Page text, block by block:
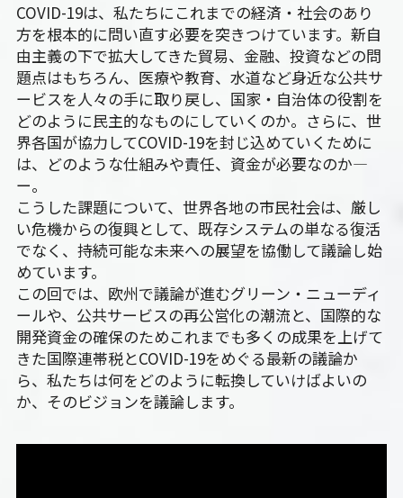
COVID-19は、私たちにこれまでの経済・社会のあり
方を根本的に問い直す必要を突きつけています。新自
由主義の下で拡大してきた貿易、金融、投資などの問
題点はもちろん、医療や教育、水道など身近な公共サ
ービスを人々の手に取り戻し、国家・自治体の役割を
どのように民主的なものにしていくのか。さらに、世
界各国が協力してCOVID-19を封じ込めていくために
は、どのような仕組みや責任、資金が必要なのか―
ー。
こうした課題について、世界各地の市民社会は、厳し
い危機からの復興として、既存システムの単なる復活
でなく、持続可能な未来への展望を協働して議論し始
めています。
この回では、欧州で議論が進むグリーン・ニューディ
ールや、公共サービスの再公営化の潮流と、国際的な
開発資金の確保のためこれまでも多くの成果を上げて
きた国際連帯税とCOVID-19をめぐる最新の議論か
ら、私たちは何をどのように転換していけばよいの
か、そのビジョンを議論します。